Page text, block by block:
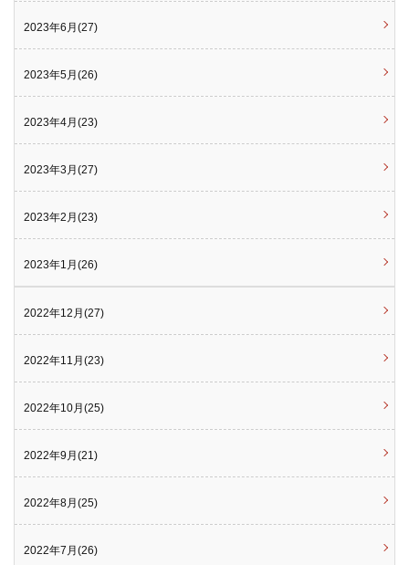
2023年6月(27)
2023年5月(26)
2023年4月(23)
2023年3月(27)
2023年2月(23)
2023年1月(26)
2022年12月(27)
2022年11月(23)
2022年10月(25)
2022年9月(21)
2022年8月(25)
2022年7月(26)